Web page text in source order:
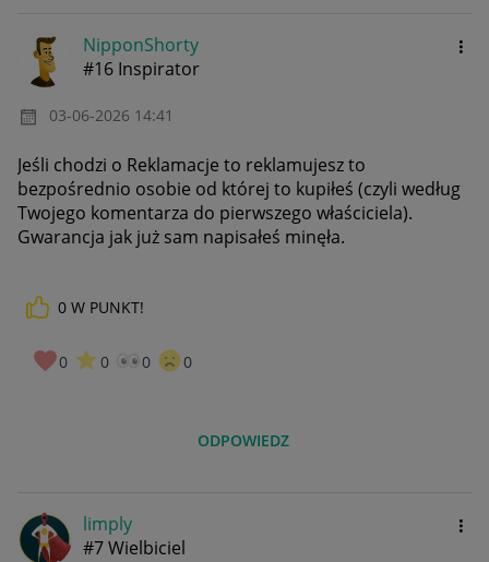
NipponShorty
#16 Inspirator
‎03-06-2026 14:41
Jeśli chodzi o Reklamacje to reklamujesz to
bezpośrednio osobie od której to kupiłeś (czyli według
Twojego komentarza do pierwszego właściciela).
Gwarancja jak już sam napisałeś minęła.
0 W PUNKT!
0 0 0 0
ODPOWIEDZ
limply
#7 Wielbiciel